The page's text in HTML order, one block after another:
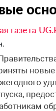
газета